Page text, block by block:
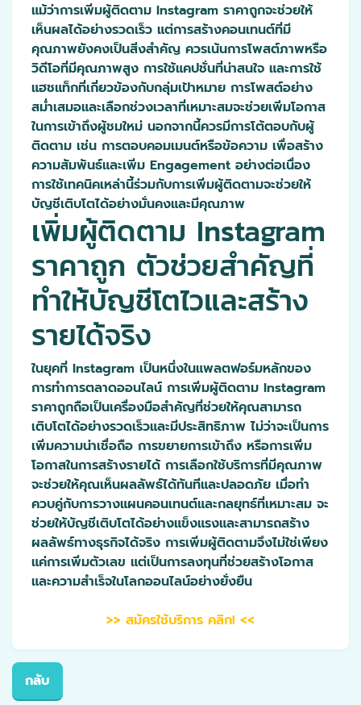
แม้ว่าการเพิ่มผู้ติดตาม Instagram ราคาถูกจะช่วยให้
เห็นผลได้อย่างรวดเร็ว แต่การสร้างคอนเทนต์ที่มี
คุณภาพยังคงเป็นสิ่งสำคัญ ควรเน้นการโพสต์ภาพหรือ
วิดีโอที่มีคุณภาพสูง การใช้แคปชั่นที่น่าสนใจ และการใช้
แฮชแท็กที่เกี่ยวข้องกับกลุ่มเป้าหมาย การโพสต์อย่าง
สม่ำเสมอและเลือกช่วงเวลาที่เหมาะสมจะช่วยเพิ่มโอกาส
ในการเข้าถึงผู้ชมใหม่ นอกจากนี้ควรมีการโต้ตอบกับผู้
ติดตาม เช่น การตอบคอมเมนต์หรือข้อความ เพื่อสร้าง
ความสัมพันธ์และเพิ่ม Engagement อย่างต่อเนื่อง
การใช้เทคนิคเหล่านี้ร่วมกับการเพิ่มผู้ติดตามจะช่วยให้
บัญชีเติบโตได้อย่างมั่นคงและมีคุณภาพ
เพิ่มผู้ติดตาม Instagram
ราคาถูก ตัวช่วยสำคัญที่
ทำให้บัญชีโตไวและสร้าง
รายได้จริง
ในยุคที่ Instagram เป็นหนึ่งในแพลตฟอร์มหลักของ
การทำการตลาดออนไลน์ การเพิ่มผู้ติดตาม Instagram
ราคาถูกถือเป็นเครื่องมือสำคัญที่ช่วยให้คุณสามารถ
เติบโตได้อย่างรวดเร็วและมีประสิทธิภาพ ไม่ว่าจะเป็นการ
เพิ่มความน่าเชื่อถือ การขยายการเข้าถึง หรือการเพิ่ม
โอกาสในการสร้างรายได้ การเลือกใช้บริการที่มีคุณภาพ
จะช่วยให้คุณเห็นผลลัพธ์ได้ทันทีและปลอดภัย เมื่อทำ
ควบคู่กับการวางแผนคอนเทนต์และกลยุทธ์ที่เหมาะสม จะ
ช่วยให้บัญชีเติบโตได้อย่างแข็งแรงและสามารถสร้าง
ผลลัพธ์ทางธุรกิจได้จริง การเพิ่มผู้ติดตามจึงไม่ใช่เพียง
แค่การเพิ่มตัวเลข แต่เป็นการลงทุนที่ช่วยสร้างโอกาส
และความสำเร็จในโลกออนไลน์อย่างยั่งยืน
>> สมัครใช้บริการ คลิก! <<
กลับ